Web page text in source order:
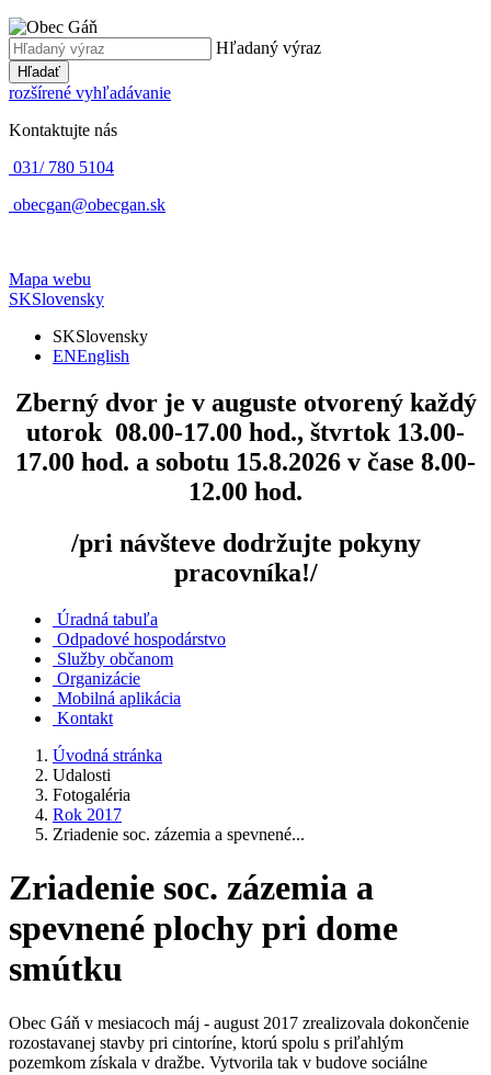
Hľadaný výraz
Hľadať
rozšírené vyhľadávanie
Kontaktujte nás
031/ 780 5104
obecgan@obecgan.sk
Mapa webu
SKSlovensky
SKSlovensky
ENEnglish
Zberný dvorje v auguste otvorený každý
utorok 08.00-17.00 hod., štvrtok 13.00-
17.00 hod. a sobotu 15.8.2026 v čase 8.00-
12.00 hod.
/pri návšteve dodržujte pokyny
pracovníka!/
Úradná tabuľa
Odpadové hospodárstvo
Služby občanom
Organizácie
Mobilná aplikácia
Kontakt
Úvodná stránka
Udalosti
Fotogaléria
Rok 2017
Zriadenie soc. zázemia a spevnené...
Zriadenie soc. zázemia a
spevnené plochy pri dome
smútku
Obec Gáň v mesiacoch máj - august 2017 zrealizovala dokončenie
rozostavanej stavby pri cintoríne, ktorú spolu s priľahlým
pozemkom získala v dražbe. Vytvorila tak v budove sociálne